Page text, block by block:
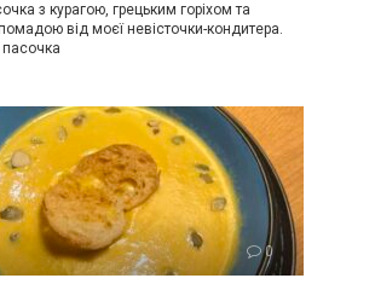
з курагою, грецьким горіхом та
від моєї невісточки-кондитера.
0